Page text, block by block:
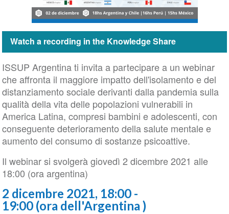
Watch a recording in the Knowledge Share
ISSUP Argentina ti invita a partecipare a un webinar
che affronta il maggiore impatto dell'isolamento e del
distanziamento sociale derivanti dalla pandemia sulla
qualità della vita delle popolazioni vulnerabili in
America Latina, compresi bambini e adolescenti, con
conseguente deterioramento della salute mentale e
aumento del consumo di sostanze psicoattive.
Il webinar si svolgerà giovedì 2 dicembre 2021 alle
18:00 (ora argentina)
2 dicembre 2021, 18:00 -
19:00 (ora dell'Argentina )